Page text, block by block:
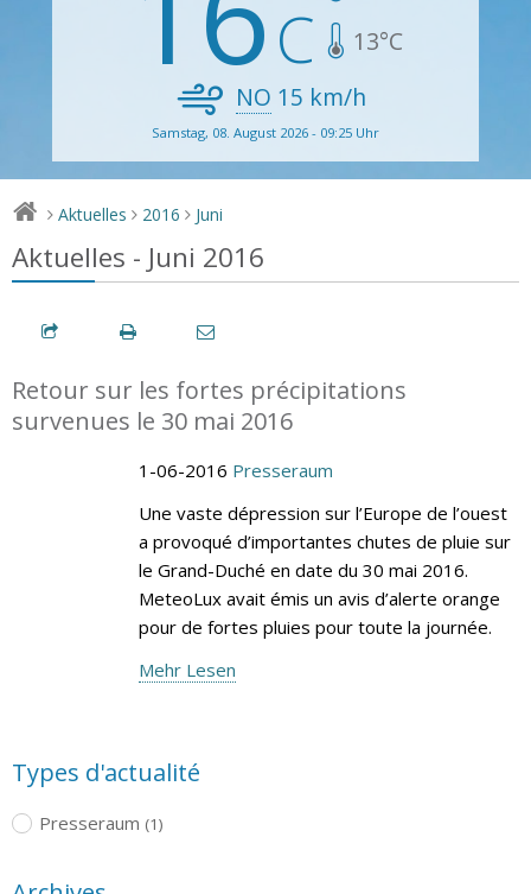
13°C
NO 15 km/h
Samstag, 08. August 2026 - 09:25 Uhr
> Aktuelles > 2016 > Juni
Aktuelles - Juni 2016
Retour sur les fortes précipitations
survenues le 30 mai 2016
1-06-2016 Presseraum
Une vaste dépression sur l’Europe de l’ouest
a provoqué d’importantes chutes de pluie sur
le Grand-Duché en date du 30 mai 2016.
MeteoLux avait émis un avis d’alerte orange
pour de fortes pluies pour toute la journée.
Mehr Lesen
Types d'actualité
Presseraum (1)